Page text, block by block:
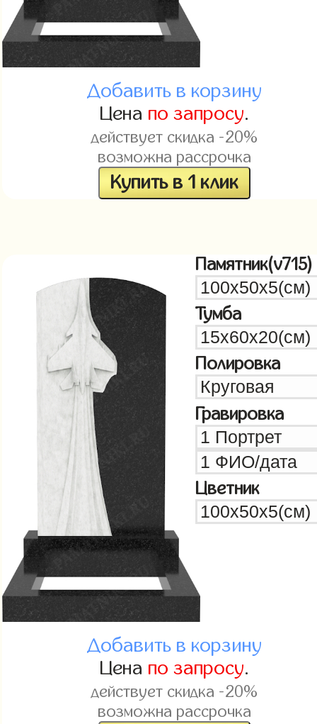
Добавить в корзину
Цена по запросу.
действует скидка -20%
возможна рассрочка
Купить в 1 клик
Памятник(v715)
Тумба
Полировка
Гравировка
Цветник
Добавить в корзину
Цена по запросу.
действует скидка -20%
возможна рассрочка